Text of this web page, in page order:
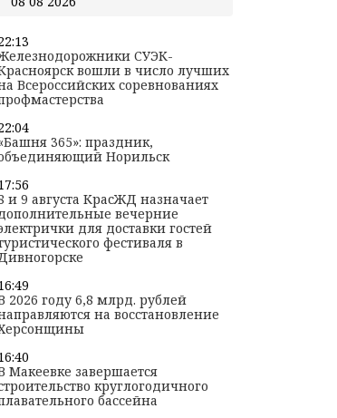
СУЭК-
вошли в число лучших
Всероссийских соревнованиях
365»: праздник,
Норильск
и 9 августа КрасЖД назначает
вечерние
для доставки гостей
фестиваля в
2026 году 6,8 млрд. рублей
на восстановление
Макеевке завершается
круглогодичного
бассейна